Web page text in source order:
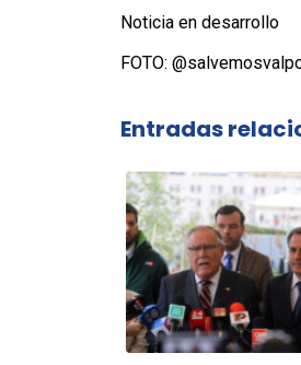
Noticia en desarrollo
FOTO:
Entradas